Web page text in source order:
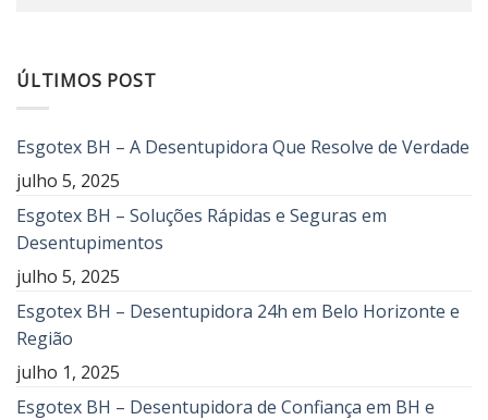
ÚLTIMOS POST
Esgotex BH – A Desentupidora Que Resolve de Verdade
julho 5, 2025
Esgotex BH – Soluções Rápidas e Seguras em
Desentupimentos
julho 5, 2025
Esgotex BH – Desentupidora 24h em Belo Horizonte e
Região
julho 1, 2025
Esgotex BH – Desentupidora de Confiança em BH e